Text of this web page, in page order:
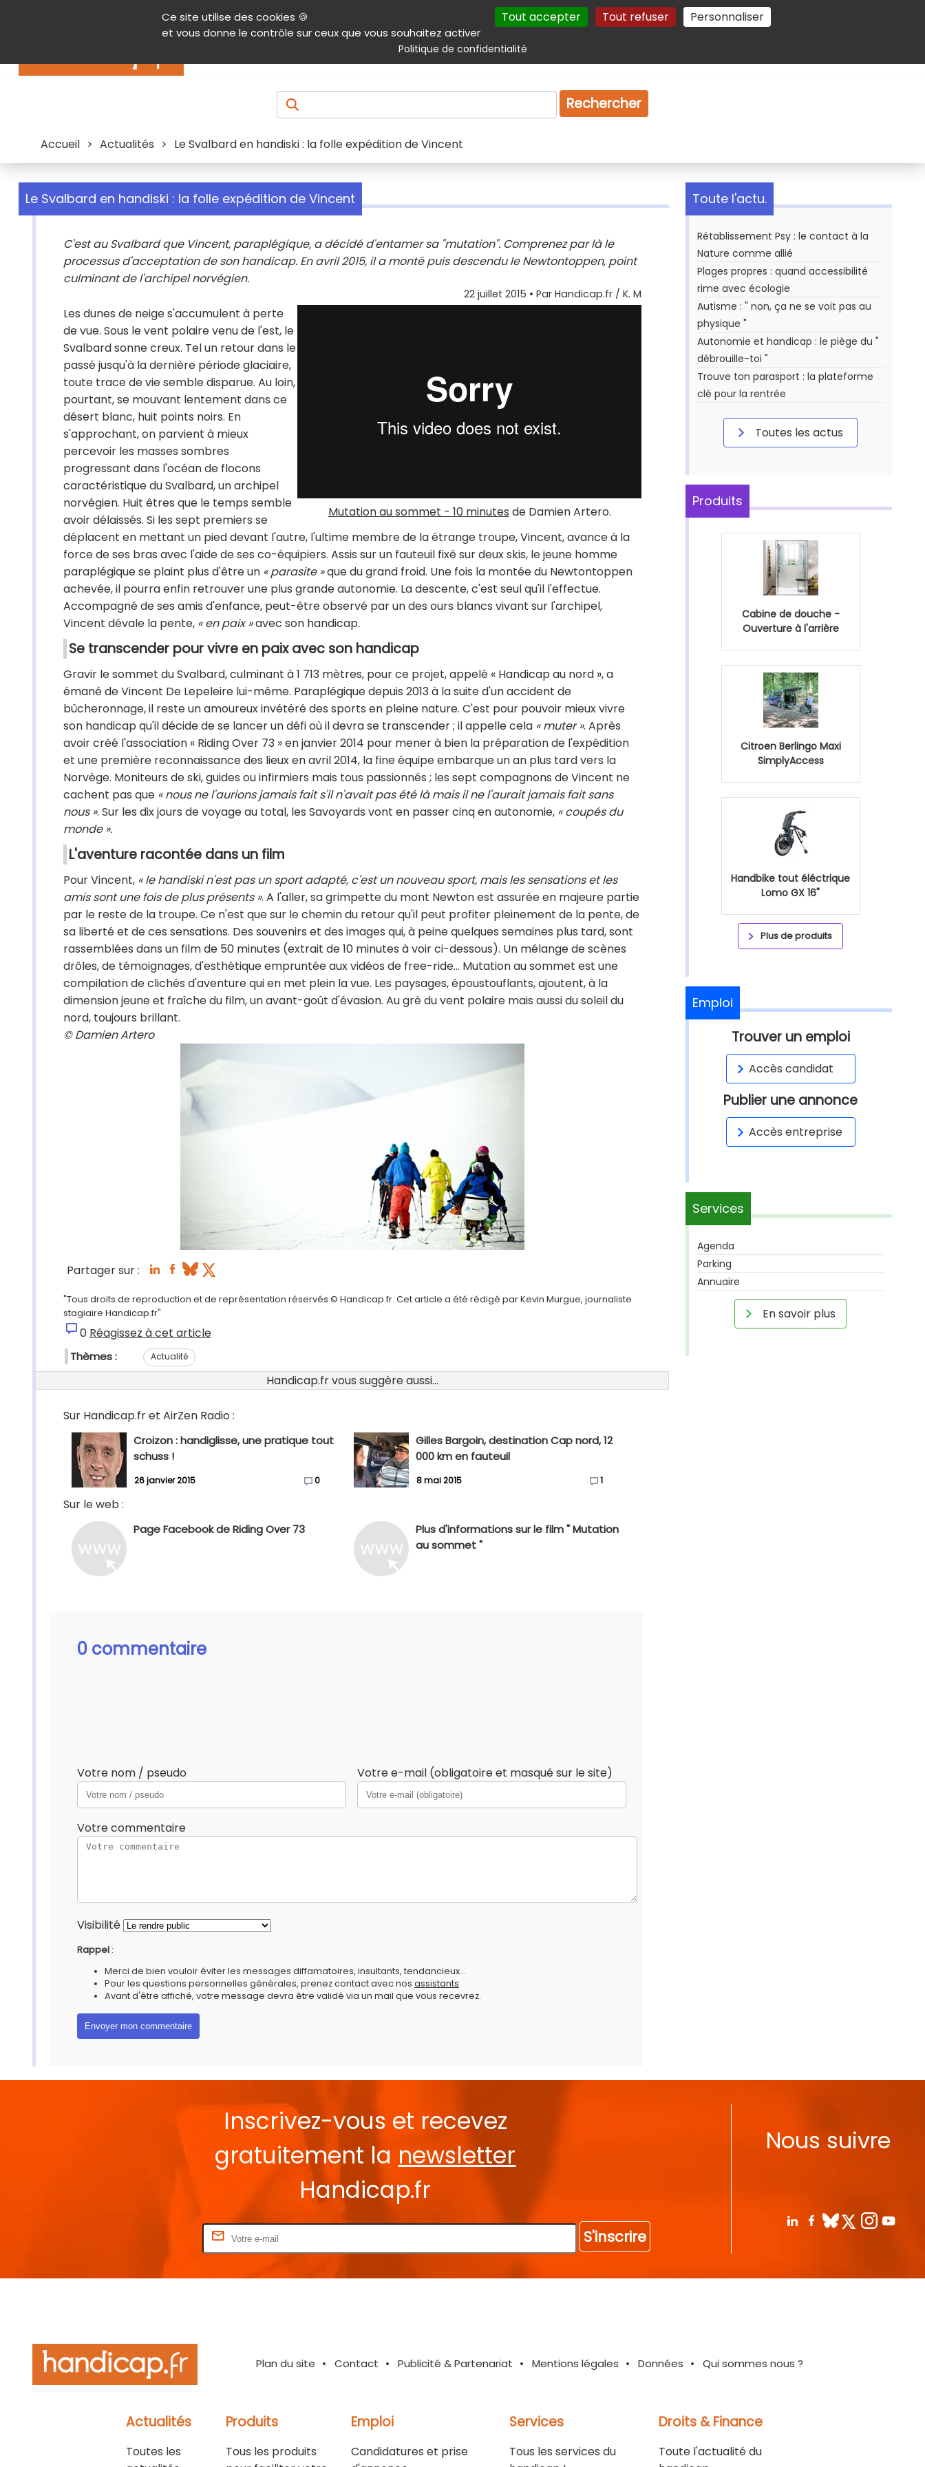
Ce site utilise des cookies 🍪
et vous donne le contrôle sur ceux que vous souhaitez activer
Tout accepter Tout refuser Personnaliser
Politique de confidentialité
Contenu Aide et accessibilité Menu principal Autres services Plan du site Gestion des cookies
Produits & services Emploi Droit
Rechercher
Accueil > Actualités > Le Svalbard en handiski : la folle expédition de Vincent
Le Svalbard en handiski : la folle expédition de Vincent
C'est au Svalbard que Vincent, paraplégique, a décidé d'entamer sa "mutation". Comprenez par là le
processus d'acceptation de son handicap. En avril 2015, il a monté puis descendu le Newtontoppen, point
culminant de l'archipel norvégien.
22 juillet 2015 • Par Handicap.fr / K. M
Mutation au sommet - 10 minutes de Damien Artero.
Les dunes de neige s'accumulent à perte
de vue. Sous le vent polaire venu de l'est, le
Svalbard sonne creux. Tel un retour dans le
passé jusqu'à la dernière période glaciaire,
toute trace de vie semble disparue. Au loin,
pourtant, se mouvant lentement dans ce
désert blanc, huit points noirs. En
s'approchant, on parvient à mieux
percevoir les masses sombres
progressant dans l'océan de flocons
caractéristique du Svalbard, un archipel
norvégien. Huit êtres que le temps semble
avoir délaissés. Si les sept premiers se
déplacent en mettant un pied devant l'autre, l'ultime membre de la étrange troupe, Vincent, avance à la
force de ses bras avec l'aide de ses co-équipiers. Assis sur un fauteuil fixé sur deux skis, le jeune homme
paraplégique se plaint plus d'être un « parasite »que du grand froid. Une fois la montée du Newtontoppen
achevée, il pourra enfin retrouver une plus grande autonomie. La descente, c'est seul qu'il l'effectue.
Accompagné de ses amis d'enfance, peut-être observé par un des ours blancs vivant sur l'archipel,
Vincent dévale la pente, « en paix »avec son handicap.
Se transcender pour vivre en paix avec son handicap
Gravir le sommet du Svalbard, culminant à 1 713 mètres, pour ce projet, appelé « Handicap au nord », a
émané de Vincent De Lepeleire lui-même. Paraplégique depuis 2013 à la suite d'un accident de
bûcheronnage, il reste un amoureux invétéré des sports en pleine nature. C'est pour pouvoir mieux vivre
son handicap qu'il décide de se lancer un défi où il devra se transcender ; il appelle cela « muter ». Après
avoir créé l'association « Riding Over 73 » en janvier 2014 pour mener à bien la préparation de l'expédition
et une première reconnaissance des lieux en avril 2014, la fine équipe embarque un an plus tard vers la
Norvège. Moniteurs de ski, guides ou infirmiers mais tous passionnés ; les sept compagnons de Vincent ne
cachent pas que « nous ne l'aurions jamais fait s'il n'avait pas été là mais il ne l'aurait jamais fait sans
nous ». Sur les dix jours de voyage au total, les Savoyards vont en passer cinq en autonomie, « coupés du
monde ».
L'aventure racontée dans un film
Pour Vincent, « le handiski n'est pas un sport adapté, c'est un nouveau sport, mais les sensations et les
amis sont une fois de plus présents ». A l'aller, sa grimpette du mont Newton est assurée en majeure partie
par le reste de la troupe. Ce n'est que sur le chemin du retour qu'il peut profiter pleinement de la pente, de
sa liberté et de ces sensations. Des souvenirs et des images qui, à peine quelques semaines plus tard, sont
rassemblées dans un film de 50 minutes (extrait de 10 minutes à voir ci-dessous). Un mélange de scènes
drôles, de témoignages, d'esthétique empruntée aux vidéos de free-ride… Mutation au sommet est une
compilation de clichés d'aventure qui en met plein la vue. Les paysages, époustouflants, ajoutent, à la
dimension jeune et fraîche du film, un avant-goût d'évasion. Au gré du vent polaire mais aussi du soleil du
nord, toujours brillant.
© Damien Artero
Partager sur :
"Tous droits de reproduction et de représentation réservés.© Handicap.fr. Cet article a été rédigé par Kevin Murgue, journaliste
stagiaire Handicap.fr"
0 Réagissez à cet article
Thèmes : Actualité
Handicap.fr vous suggère aussi...
Sur Handicap.fr et AirZen Radio :
Croizon : handiglisse, une pratique tout
schuss !
26 janvier 2015 0
Gilles Bargoin, destination Cap nord, 12
000 km en fauteuil
8 mai 2015 1
Sur le web :
Page Facebook de Riding Over 73
Plus d'informations sur le film " Mutation
au sommet "
0 commentaire
Votre nom / pseudo Votre e-mail (obligatoire et masqué sur le site)
Votre commentaire
Visibilité
Rappel :
Merci de bien vouloir éviter les messages diffamatoires, insultants, tendancieux...
Pour les questions personnelles générales, prenez contact avec nos assistants
Avant d'être affiché, votre message devra être validé via un mail que vous recevrez.
Toute l'actu.
Rétablissement Psy : le contact à la
Nature comme allié
Plages propres : quand accessibilité
rime avec écologie
Autisme : " non, ça ne se voit pas au
physique "
Autonomie et handicap : le piège du "
débrouille-toi "
Trouve ton parasport : la plateforme
clé pour la rentrée
Toutes les actus
Produits
Cabine de douche -
Ouverture à l'arrière
Citroen Berlingo Maxi
SimplyAccess
Handbike tout éléctrique
Lomo GX 16"
Plus de produits
Emploi
Trouver un emploi
Accès candidat
Publier une annonce
Accès entreprise
Services
Agenda
Parking
Annuaire
En savoir plus
Inscrivez-vous et recevez
gratuitement la newsletter
Handicap.fr
S'inscrire
Nous suivre
Plan du site Contact Publicité & Partenariat Mentions légales Données Qui sommes nous ?
Actualités
Toutes les
Produits
Tous les produits
Emploi
Candidatures et prise
Services
Tous les services du
Droits & Finance
Toute l'actualité du